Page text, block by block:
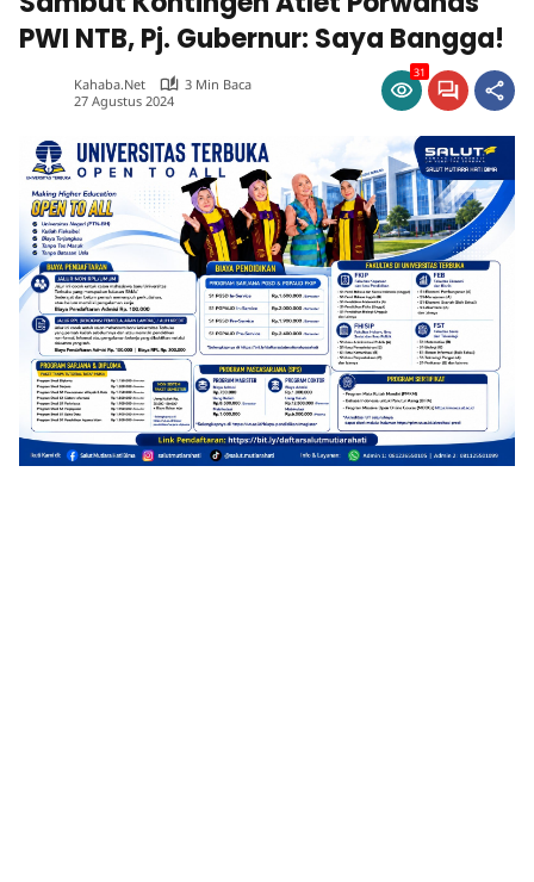
PWI NTB, Pj. Gubernur: Saya Bangga!
Kahaba.net
3 Min Baca
27 Agustus 2024
31